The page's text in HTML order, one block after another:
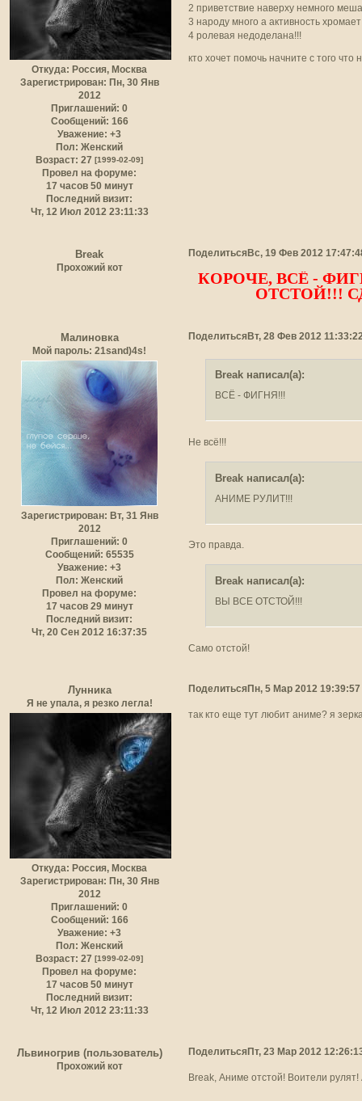
Откуда: Россия, Москва
Зарегистрирован: Пн, 30 Янв
2012
Приглашений: 0
Сообщений: 166
Уважение: +3
Пол: Женский
Возраст: 27[1999-02-09]
Провел на форуме:
17 часов 50 минут
Последний визит:
Чт, 12 Июл 2012 23:11:33
2 приветствие наверху немного
3 народу много а активность хромает
4 ролевая недоделана!!!
кто хочет помочь начните с того
Поделиться Вс, 19 Фев 2012
Break
Прохожий кот
КОРОЧЕ, ВСЁ -
ОТСТОЙ!!!
Поделиться Вт, 28 Фев 2012
Малиновка
Мой пароль: 21sand)4s!
Зарегистрирован: Вт, 31 Янв
2012
Приглашений: 0
Сообщений: 65535
Уважение: +3
Пол: Женский
Провел на форуме:
17 часов 29 минут
Последний визит:
Чт, 20 Сен 2012 16:37:35
Break написал(а):
ВСЁ - ФИГНЯ!!!
Не всё!!!
Break написал(а):
АНИМЕ РУЛИТ!!!
Это правда.
Break написал(а):
ВЫ ВСЕ ОТСТОЙ!!!
Само отстой!
Поделиться Пн, 5 Мар 2012 19:39:57
Лунника
Я не упала, я резко легла!
Откуда: Россия, Москва
Зарегистрирован: Пн, 30 Янв
2012
Приглашений: 0
Сообщений: 166
Уважение: +3
Пол: Женский
Возраст: 27[1999-02-09]
Провел на форуме:
17 часов 50 минут
Последний визит:
Чт, 12 Июл 2012 23:11:33
так кто еще тут любит аниме? я
Поделиться Пт, 23 Мар 2012
Львиногрив (пользователь)
Прохожий кот
Break, Аниме отстой! Воители